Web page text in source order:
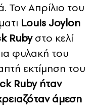
Τον Απρίλιο του
Louis Joylon
Rubyστο κελί
φυλακή του
εκτίμηση του
Ruby ήταν
άμεση